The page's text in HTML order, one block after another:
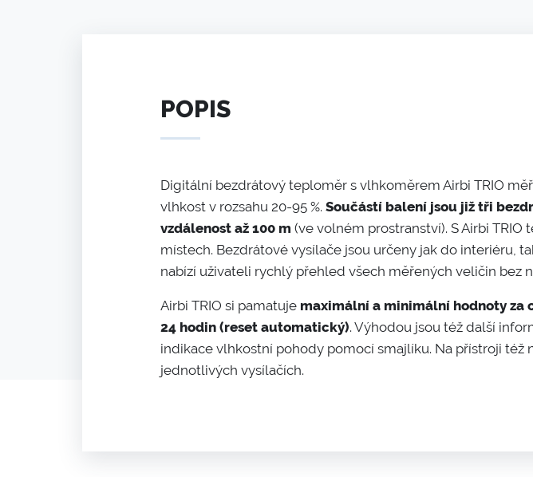
POPIS
Digitální bezdrátový teploměr s vlhkoměrem Airbi TRIO
vlhkost v rozsahu 20-95 %. Součástí balení jsou již tři
vzdálenost až 100 m (ve volném prostranství). S Airbi
místech. Bezdrátové vysílače jsou určeny jak do interiéru,
nabízí uživateli rychlý přehled všech měřených veličin bez
Airbi TRIO si pamatuje maximální a minimální hodnoty za
24 hodin (reset automatický). Výhodou jsou též další
indikace vlhkostní pohody pomocí smajlíku. Na přístroji též
jednotlivých vysílačích.